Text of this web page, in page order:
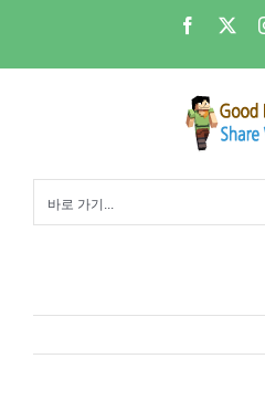
츠
Facebook
바로 가기...